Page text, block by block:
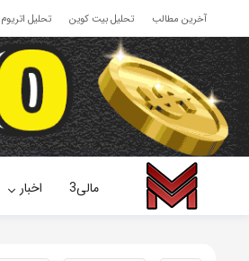
آخرین مطالب تحلیل بیت کوین تحلیل اتریوم
مالی3 اخبار